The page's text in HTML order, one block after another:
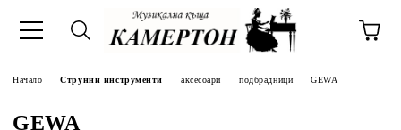
Начало Струнни инструменти аксесоари подбрадници GEWA
GEWA